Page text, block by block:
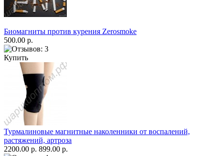
Биомагниты против курения Zerosmoke
500.00 р.
Купить
Турмалиновые магнитные наколенники от воспалений,
растяжений, артроза
2200.00 р. 899.00 р.